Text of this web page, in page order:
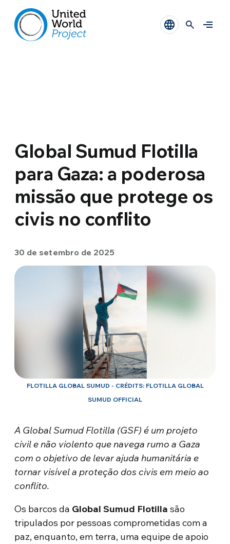
Global Sumud Flotilla
para Gaza: a poderosa
missão que protege os
civis no conflito
30 de setembro de 2025
FLOTILLA GLOBAL SUMUD - CRÉDITS: FLOTILLA GLOBAL
SUMUD OFFICIAL
A Global Sumud Flotilla (GSF) é um projeto
civil e não violento que navega rumo a Gaza
com o objetivo de levar ajuda humanitária e
tornar visível a proteção dos civis em meio ao
conflito.
Os barcos da Global Sumud Flotilla são
tripulados por pessoas comprometidas com a
paz, enquanto, em terra, uma equipe de apoio